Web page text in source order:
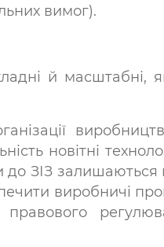
вимог).
й масштабні,
новітні
до ЗІЗ
виробничі